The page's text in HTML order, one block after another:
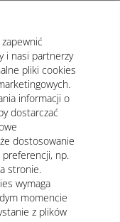
i nasi partnerzy
pliki cookies
informacji o
dostarczać
dostosowanie
np.
stronie.
wymaga
momencie
z plików